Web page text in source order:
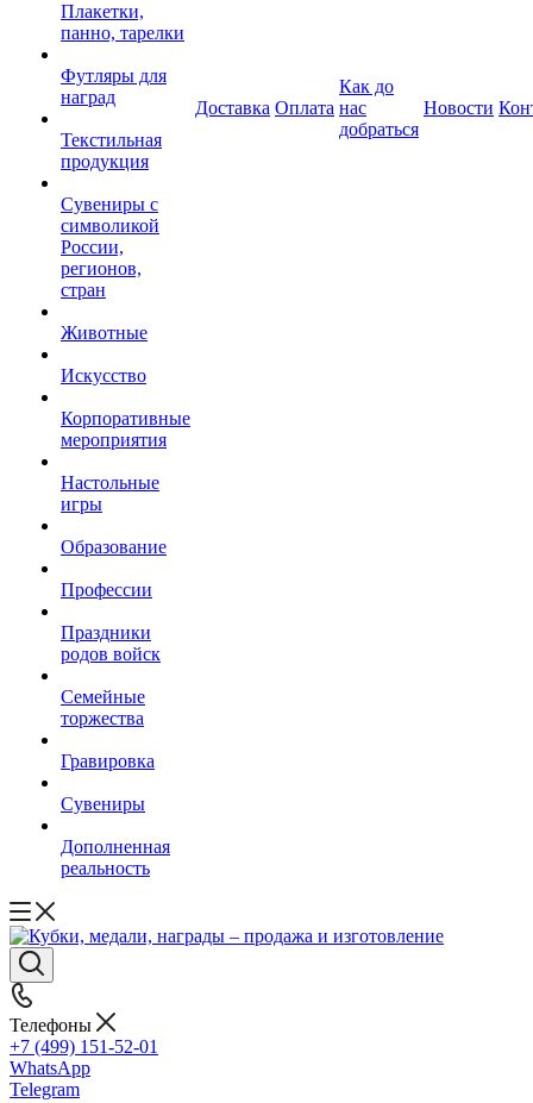
Плакетки,
панно, тарелки
Футляры для
наград
Текстильная
продукция
Сувениры с
символикой
России,
регионов,
стран
Животные
Искусство
Корпоративные
мероприятия
Настольные
игры
Образование
Профессии
Праздники
родов войск
Семейные
торжества
Гравировка
Сувениры
Дополненная
реальность
Доставка Оплата
Как до
нас
добраться
Новости
Телефоны
+7 (499) 151-52-01
WhatsApp
Telegram